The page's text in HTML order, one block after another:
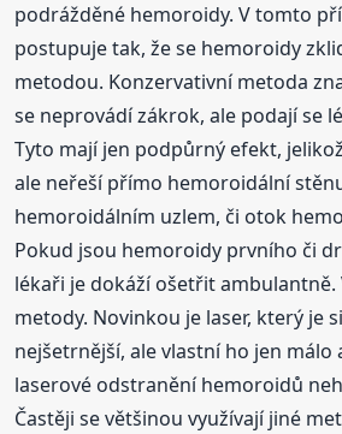
podrážděné hemoroidy. V tomto
postupuje tak, že se hemoroidy
metodou. Konzervativní metoda
se neprovádí zákrok, ale podají se
Tyto mají jen podpůrný efekt,
ale neřeší přímo hemoroidální
hemoroidálním uzlem, či otok
Pokud jsou hemoroidy prvního či
lékaři je dokáží ošetřit ambulantně.
metody. Novinkou je laser, který je
nejšetrnější, ale vlastní ho jen málo
laserové odstranění hemoroidů
Častěji se většinou využívají jiné